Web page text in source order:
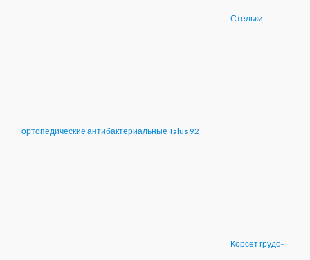
Стельки
ортопедические антибактериальные Talus 92
Корсет грудо-